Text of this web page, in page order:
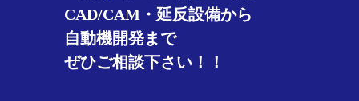
CAD/CAM・延反設備から
自動機開発まで
ぜひご相談下さい！！